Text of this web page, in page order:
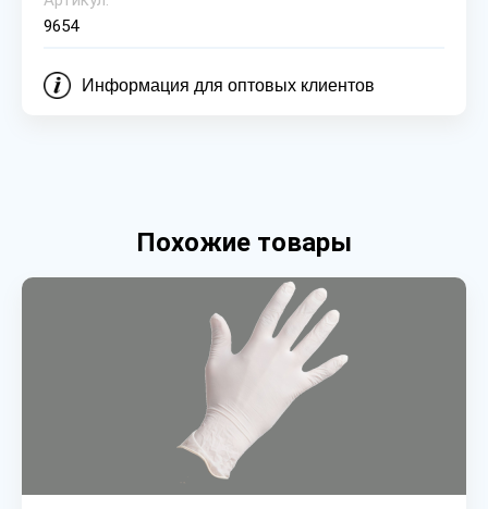
9654
Информация для оптовых клиентов
Похожие товары